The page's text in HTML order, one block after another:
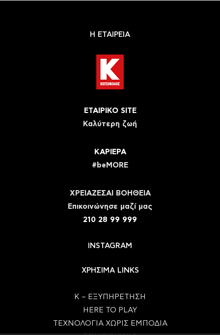
Η ΕΤΑΙΡΕΙΑ
ΕΤΑΙΡΙΚΟ SITE
Καλύτερη ζωή
ΚΑΡΙΕΡΑ
#beMORE
ΧΡΕΙΑΖΕΣΑΙ ΒΟΗΘΕΙΑ
Eπικοινώνησε μαζί μας
210 28 99 999
INSTAGRAM
ΧΡΗΣΙΜΑ LINKS
Κ – ΕΞΥΠΗΡΕΤΗΣΗ
HERE TO PLAY
ΤΕΧΝΟΛΟΓΙΑ ΧΩΡΙΣ ΕΜΠΟΔΙΑ